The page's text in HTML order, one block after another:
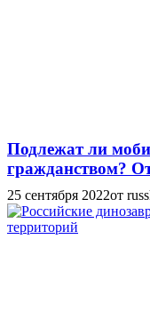
Подлежат ли
гражданством?
25 сентября 2022от